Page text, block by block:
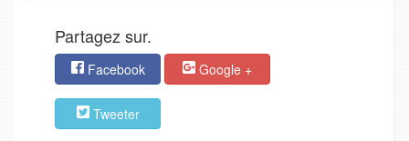
Partagez sur.
Facebook Google +
Tweeter